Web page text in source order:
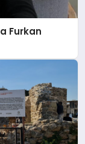
Furkan